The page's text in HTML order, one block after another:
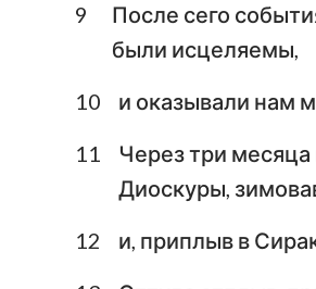
Малахия
9
После сего
были исцеляемы,
10
и оказывали нам
11
Через три
Диоскуры,
12
и, приплыв в